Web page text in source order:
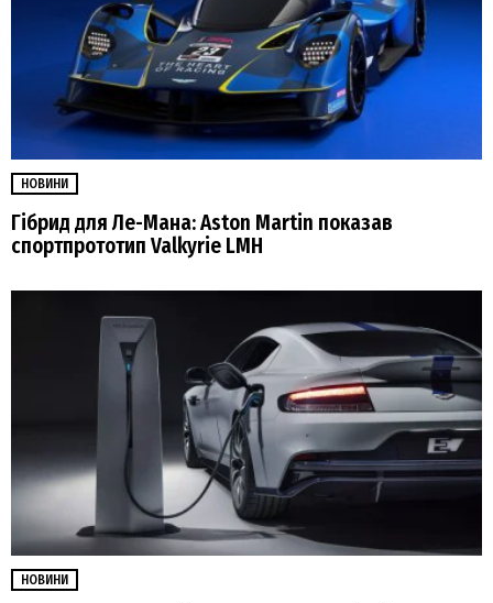
НОВИНИ
Гібрид для Ле-Мана: Aston Martin показав
спортпрототип Valkyrie LMH
НОВИНИ